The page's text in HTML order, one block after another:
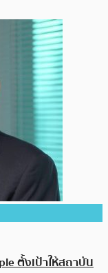
ตั้งเป้าให้สถาบัน